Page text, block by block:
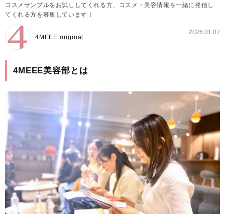
コスメサンプルをお試ししてくれる方、コスメ・美容情報を一緒に発信し
てくれる方を募集しています！
4MEEE original
2026.01.07
4MEEE美容部とは